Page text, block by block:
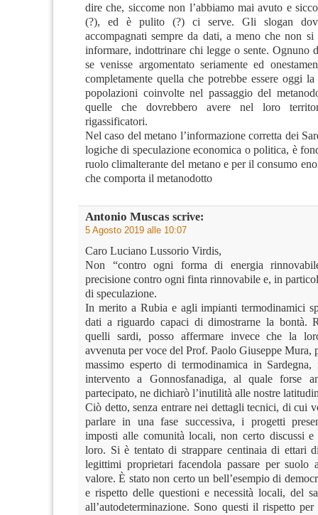
dire che, siccome non l’abbiamo mai avuto e
(?), ed è pulito (?) ci serve. Gli slogan
accompagnati sempre da dati, a meno che non
informare, indottrinare chi legge o sente. Ognuno
se venisse argomentato seriamente ed
completamente quella che potrebbe essere oggi
popolazioni coinvolte nel passaggio del
quelle che dovrebbero avere nel loro
rigassificatori.
Nel caso del metano l’informazione corretta dei
logiche di speculazione economica o politica, è
ruolo climalterante del metano e per il consumo
che comporta il metanodotto
Antonio Muscas scrive:
5 Agosto 2019 alle 10:07
Caro Luciano Lussorio Virdis,
Non “contro ogni forma di energia
precisione contro ogni finta rinnovabile e, in
di speculazione.
In merito a Rubia e agli impianti termodinamici
dati a riguardo capaci di dimostrarne la bontà.
quelli sardi, posso affermare invece che la
avvenuta per voce del Prof. Paolo Giuseppe Mura,
massimo esperto di termodinamica in
intervento a Gonnosfanadiga, al quale forse
partecipato, ne dichiarò l’inutilità alle nostre
Ciò detto, senza entrare nei dettagli tecnici, di cui
parlare in una fase successiva, i progetti
imposti alle comunità locali, non certo discussi e
loro. Si è tentato di strappare centinaia di ettari
legittimi proprietari facendola passare per suolo
valore. È stato non certo un bell’esempio di
e rispetto delle questioni e necessità locali, del
all’autodeterminazione. Sono questi il rispetto per